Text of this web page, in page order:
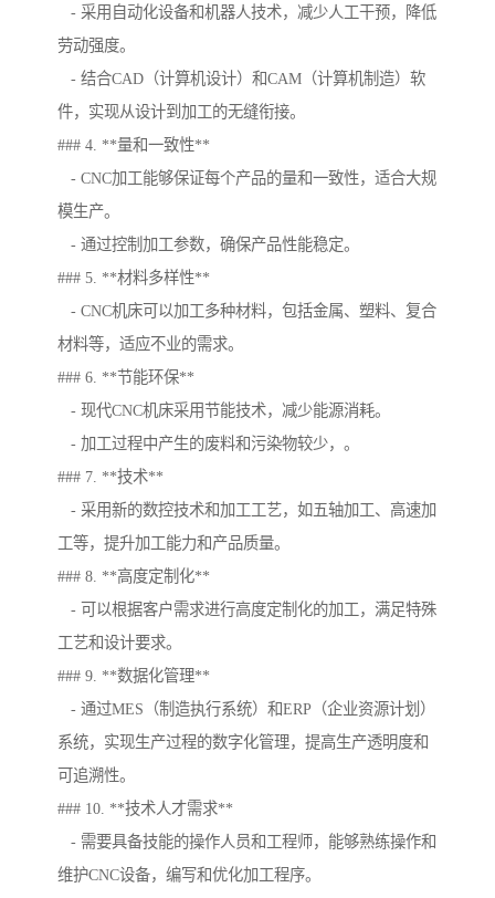
- 采用自动化设备和机器人技术，减少人工干预，降低
劳动强度。
- 结合CAD（计算机设计）和CAM（计算机制造）软
件，实现从设计到加工的无缝衔接。
### 4. **量和一致性**
- CNC加工能够保证每个产品的量和一致性，适合大规
模生产。
- 通过控制加工参数，确保产品性能稳定。
### 5. **材料多样性**
- CNC机床可以加工多种材料，包括金属、塑料、复合
材料等，适应不业的需求。
### 6. **节能环保**
- 现代CNC机床采用节能技术，减少能源消耗。
- 加工过程中产生的废料和污染物较少，。
### 7. **技术**
- 采用新的数控技术和加工工艺，如五轴加工、高速加
工等，提升加工能力和产品质量。
### 8. **高度定制化**
- 可以根据客户需求进行高度定制化的加工，满足特殊
工艺和设计要求。
### 9. **数据化管理**
- 通过MES（制造执行系统）和ERP（企业资源计划）
系统，实现生产过程的数字化管理，提高生产透明度和
可追溯性。
### 10. **技术人才需求**
- 需要具备技能的操作人员和工程师，能够熟练操作和
维护CNC设备，编写和优化加工程序。